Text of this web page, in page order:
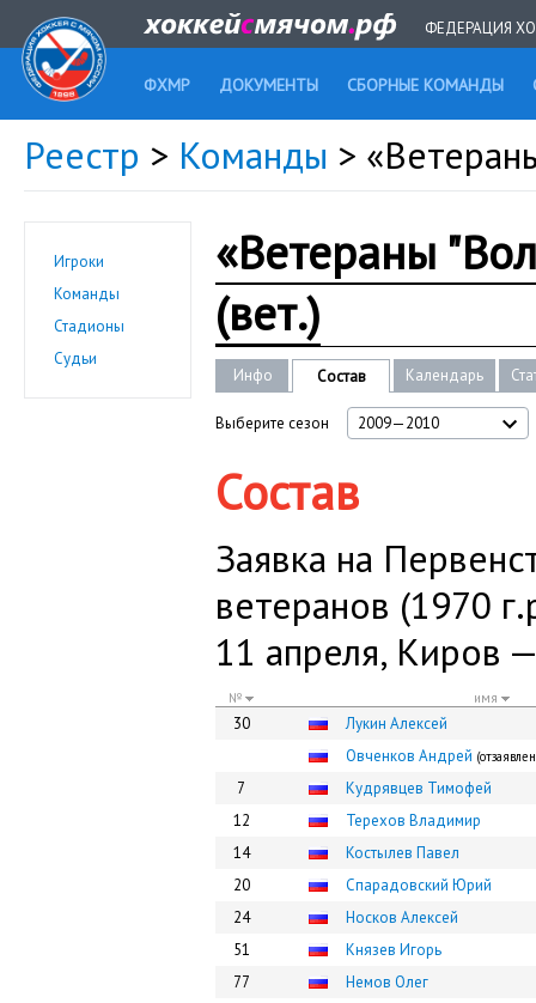
ФЕДЕРАЦИЯ
ФХМР ДОКУМЕНТЫ СБОРНЫЕ КОМАНДЫ
Реестр > Команды >
Игроки
Команды
Стадионы
Судьи
«Ветераны
(вет.)
Инфо Состав Календарь
Выберите сезон 2009—2010
Состав
Заявка на
ветеранов (1970
11 апреля, Киров
№ имя
30
Лукин Алексей
Овченков Андрей
7
Кудрявцев Тимофей
12
Терехов Владимир
14
Костылев Павел
20
Спарадовский Юрий
24
Носков Алексей
51
Князев Игорь
77
Немов Олег